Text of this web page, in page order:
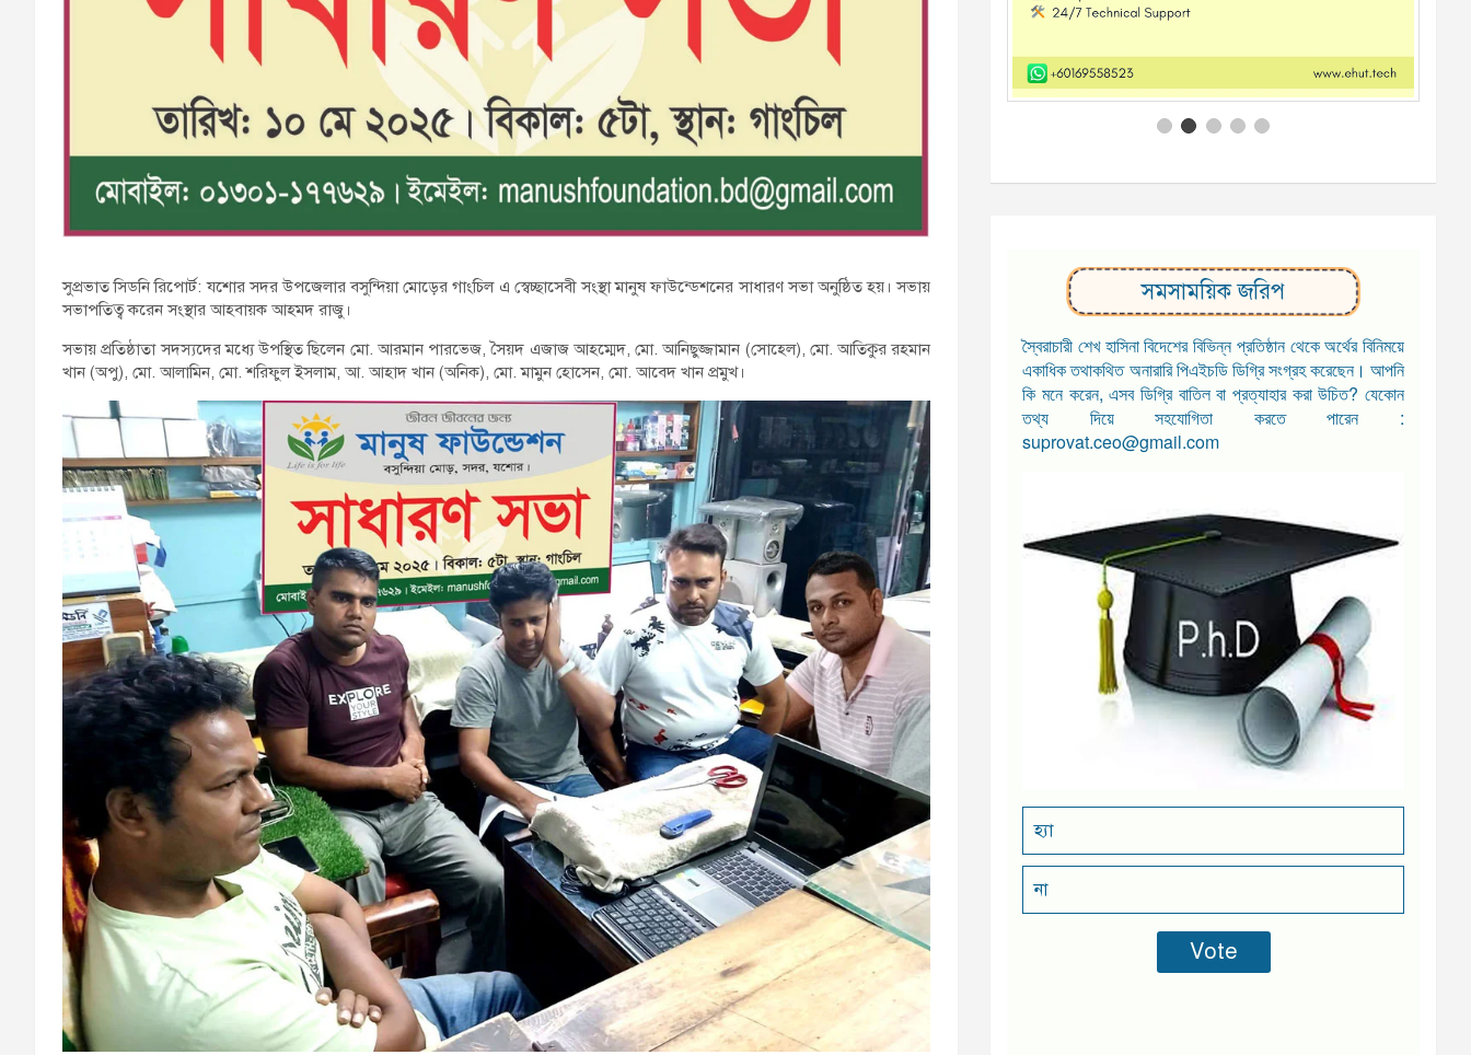
সুপ্রভাত সিডনি রিপোর্ট: যশোর সদর উপজেলার বসুন্দিয়া মোড়ের গাংচিল এ স্বেচ্ছাসেবী সংস্থা মানুষ ফাউন্ডেশনের সাধারণ সভা অনুষ্ঠিত হয়। সভায়
সভাপতিত্ব করেন সংস্থার আহবায়ক আহমদ রাজু।
সভায় প্রতিষ্ঠাতা সদস্যদের মধ্যে উপস্থিত ছিলেন মো. আরমান পারভেজ, সৈয়দ এজাজ আহম্মেদ, মো. আনিছুজ্জামান (সোহেল), মো. আতিকুর রহমান
খান (অপু), মো. আলামিন, মো. শরিফুল ইসলাম, আ. আহাদ খান (অনিক), মো. মামুন হোসেন, মো. আবেদ খান প্রমুখ।
সমসাময়িক জরিপ
স্বৈরাচারী শেখ হাসিনা বিদেশের বিভিন্ন প্রতিষ্ঠান থেকে অর্থের বিনিময়ে
একাধিক তথাকথিত অনারারি পিএইচডি ডিগ্রি সংগ্রহ করেছেন। আপনি
কি মনে করেন, এসব ডিগ্রি বাতিল বা প্রত্যাহার করা উচিত? যেকোন
তথ্য দিয়ে সহযোগিতা করতে পারেন :
suprovat.ceo@gmail.com
হ্যা
না